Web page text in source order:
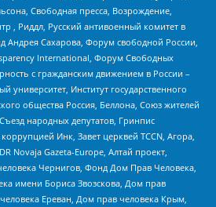
Свободная пресса, Возрождение,
, Риддл, Русский антивоенный комитет в
Сахарова, Форум свободной России,
International, Форум Свободных
с гражданским движением в России –
университет, Институт государственного
общества Россия, Беллона, Союз жителей
народных депутатов, Гринпис
Инк, Завет церквей TCCN, Агора,
Novaja Gazeta-Europe, Алтай проект,
Чернигов, Фонд Дом Прав Человека,
имени Бориса Звозскова, Дом прав
Ереван, Дом прав человека Крым,